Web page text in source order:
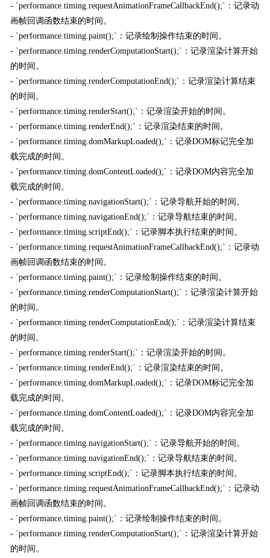
- `performance.timing.requestAnimationFrameCallbackEnd();`：记录动
画帧回调函数结束的时间。
- `performance.timing.paint();`：记录绘制操作结束的时间。
- `performance.timing.renderComputationStart();`：记录渲染计算开始
的时间。
- `performance.timing.renderComputationEnd();`：记录渲染计算结束
的时间。
- `performance.timing.renderStart();`：记录渲染开始的时间。
- `performance.timing.renderEnd();`：记录渲染结束的时间。
- `performance.timing.domMarkupLoaded();`：记录DOM标记完全加
载完成的时间。
- `performance.timing.domContentLoaded();`：记录DOM内容完全加
载完成的时间。
- `performance.timing.navigationStart();`：记录导航开始的时间。
- `performance.timing.navigationEnd();`：记录导航结束的时间。
- `performance.timing.scriptEnd();`：记录脚本执行结束的时间。
- `performance.timing.requestAnimationFrameCallbackEnd();`：记录动
画帧回调函数结束的时间。
- `performance.timing.paint();`：记录绘制操作结束的时间。
- `performance.timing.renderComputationStart();`：记录渲染计算开始
的时间。
- `performance.timing.renderComputationEnd();`：记录渲染计算结束
的时间。
- `performance.timing.renderStart();`：记录渲染开始的时间。
- `performance.timing.renderEnd();`：记录渲染结束的时间。
- `performance.timing.domMarkupLoaded();`：记录DOM标记完全加
载完成的时间。
- `performance.timing.domContentLoaded();`：记录DOM内容完全加
载完成的时间。
- `performance.timing.navigationStart();`：记录导航开始的时间。
- `performance.timing.navigationEnd();`：记录导航结束的时间。
- `performance.timing.scriptEnd();`：记录脚本执行结束的时间。
- `performance.timing.requestAnimationFrameCallbackEnd();`：记录动
画帧回调函数结束的时间。
- `performance.timing.paint();`：记录绘制操作结束的时间。
- `performance.timing.renderComputationStart();`：记录渲染计算开始
的时间。